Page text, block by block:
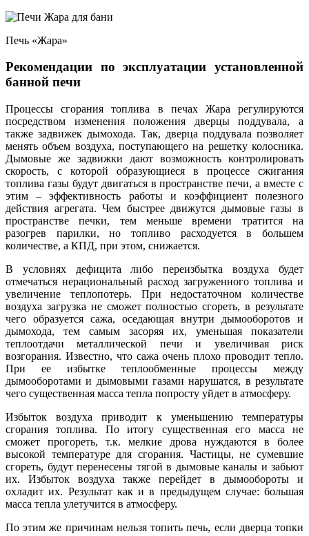
Печь «Жара»
Рекомендации по эксплуатации установленной
банной печи
Процессы сгорания топлива в печах Жара регулируются
посредством изменения положения дверцы поддувала, а
также задвижек дымохода. Так, дверца поддувала позволяет
менять объем воздуха, поступающего на решетку колосника.
Дымовые же задвижки дают возможность контролировать
скорость, с которой образующиеся в процессе сжигания
топлива газы будут двигаться в пространстве печи, а вместе с
этим – эффективность работы и коэффициент полезного
действия агрегата. Чем быстрее движутся дымовые газы в
пространстве печки, тем меньше времени тратится на
разогрев парилки, но топливо расходуется в большем
количестве, а КПД, при этом, снижается.
В условиях дефицита либо переизбытка воздуха будет
отмечаться нерациональный расход загруженного топлива и
увеличение теплопотерь. При недостаточном количестве
воздуха загрузка не сможет полностью сгореть, в результате
чего образуется сажа, оседающая внутри дымооборотов и
дымохода, тем самым засоряя их, уменьшая показатели
теплоотдачи металлической печи и увеличивая риск
возгорания. Известно, что сажа очень плохо проводит тепло.
При ее избытке теплообменные процессы между
дымооборотами и дымовыми газами нарушатся, в результате
чего существенная масса тепла попросту уйдет в атмосферу.
Избыток воздуха приводит к уменьшению температуры
сгорания топлива. По итогу существенная его масса не
сможет прогореть, т.к. мелкие дрова нуждаются в более
высокой температуре для сгорания. Частицы, не сумевшие
сгореть, будут перенесены тягой в дымовые каналы и забьют
их. Избыток воздуха также перейдет в дымообороты и
охладит их. Результат как и в предыдущем случае: большая
масса тепла улетучится в атмосферу.
По этим же причинам нельзя топить печь, если дверца топки